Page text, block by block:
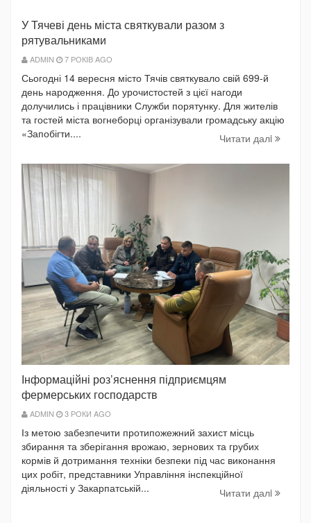
У Тячеві день міста святкували разом з
рятувальниками
ADMIN 7 РОКІВ AGO
Сьогодні 14 вересня місто Тячів святкувало свій 699-й
день народження. До урочистостей з цієї нагоди
долучились і працівники Служби порятунку. Для жителів
та гостей міста вогнеборці організували громадську акцію
«Запобігти....
Читати далi
Інформаційні роз’яснення підприємцям
фермерських господарств
ADMIN 3 РОКИ AGO
Із метою забезпечити протипожежний захист місць
збирання та зберігання врожаю, зернових та грубих
кормів й дотримання техніки безпеки під час виконання
цих робіт, представники Управління інспекційної
діяльності у Закарпатській...
Читати далi